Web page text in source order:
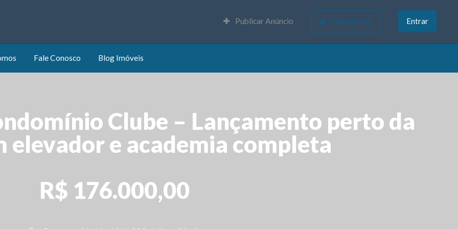
Publicar Anúncio Cadastre-se Entrar
Fale Conosco Blog Imóveis
Clube – Lançamento perto da
elevador e academia completa
R$ 176.000,00